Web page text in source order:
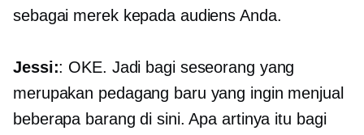
sebagai merek kepada audiens Anda.
Jessi:: OKE. Jadi bagi seseorang yang
merupakan pedagang baru yang ingin menjual
beberapa barang di sini. Apa artinya itu bagi